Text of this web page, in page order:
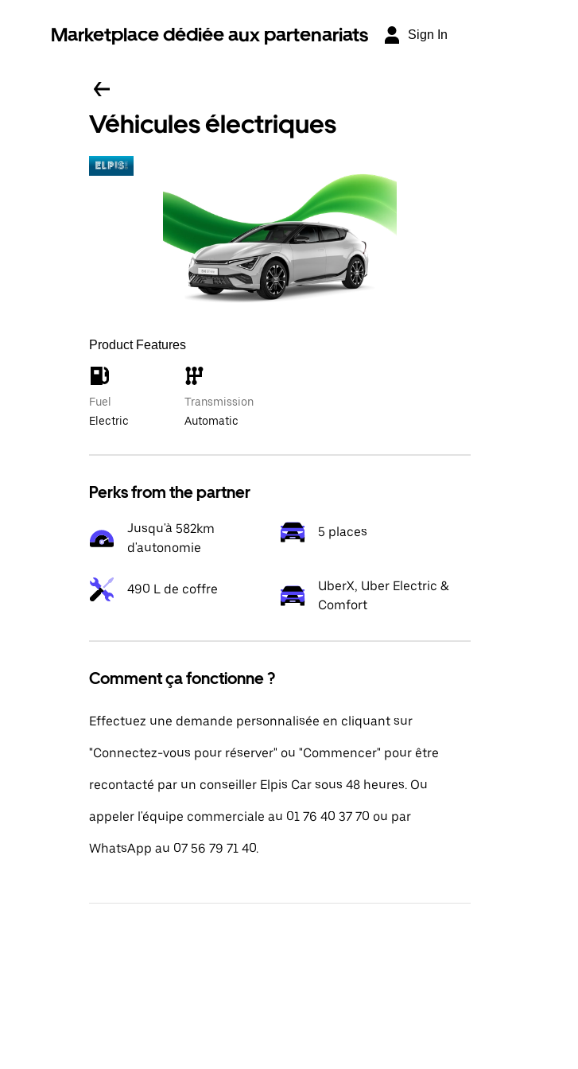
Marketplace dédiée aux partenariats Sign In
Véhicules électriques
Product Features
Fuel
Electric
Transmission
Automatic
Perks from the partner
Jusqu'à 582km
d'autonomie
5 places
490 L de coffre
UberX, Uber Electric &
Comfort
Comment ça fonctionne ?
Effectuez une demande personnalisée en cliquant sur
"Connectez-vous pour réserver" ou "Commencer" pour être
recontacté par un conseiller Elpis Car sous 48 heures. Ou
appeler l'équipe commerciale au 01 76 40 37 70 ou par
WhatsApp au 07 56 79 71 40.